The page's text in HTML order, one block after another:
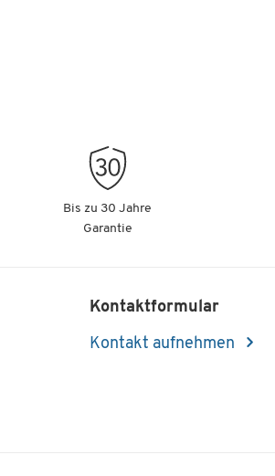
Bis zu 30 Jahre
Garantie
Kontaktformular
Kontakt aufnehmen